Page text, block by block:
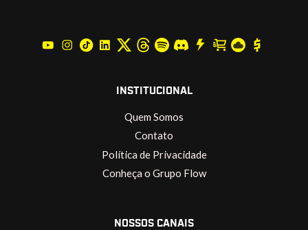
INSTITUCIONAL
Quem Somos
Contato
Política de Privacidade
Conheça o Grupo Flow
NOSSOS CANAIS